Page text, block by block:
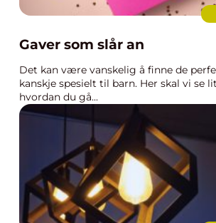
Gaver som slår an
Det kan være vanskelig å finne de
kanskje spesielt til barn. Her skal vi se
hvordan du gå...